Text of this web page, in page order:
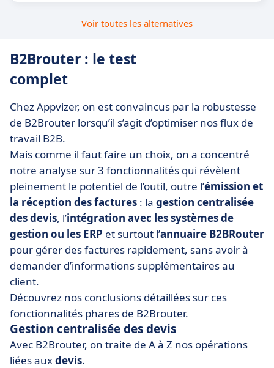
Voir toutes les alternatives
B2Brouter : le test
complet
Chez Appvizer, on est convaincus par la robustesse
de B2Brouter lorsqu’il s’agit d’optimiser nos flux de
travail B2B.
Mais comme il faut faire un choix, on a concentré
notre analyse sur 3 fonctionnalités qui révèlent
pleinement le potentiel de l’outil, outre l’émission et
la réception des factures : la gestion centralisée
des devis, l’intégration avec les systèmes de
gestion ou les ERP et surtout l’annuaire B2BRouter
pour gérer des factures rapidement, sans avoir à
demander d’informations supplémentaires au
client.
Découvrez nos conclusions détaillées sur ces
fonctionnalités phares de B2Brouter.
Gestion centralisée des devis
Avec B2Brouter, on traite de A à Z nos opérations
liées auxdevis.